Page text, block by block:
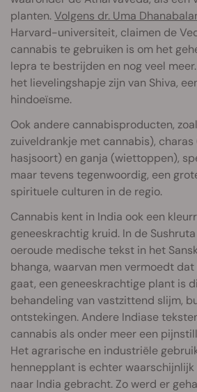
planten.Volgens dr. Uma
Harvard-universiteit, claimen de
cannabis te gebruiken is om het
lepra te bestrijden en nog veel
het lievelingshapje zijn van Shiva,
hindoeïsme.
Ook andere cannabisproducten,
zuiveldrankje met cannabis), charas
hasjsoort) en ganja (wiettoppen),
maar tevens tegenwoordig, een
spirituele culturen in de regio.
Cannabis kent in India ook een
geneeskrachtig kruid. In de
oeroude medische tekst in het
bhanga, waarvan men vermoedt
gaat, een geneeskrachtige plant is
behandeling van vastzittend slijm,
ontstekingen. Andere Indiase
cannabis als onder meer een
Het agrarische en industriële
hennepplant is echter waarschijnlijk
naar India gebracht. Zo werd er